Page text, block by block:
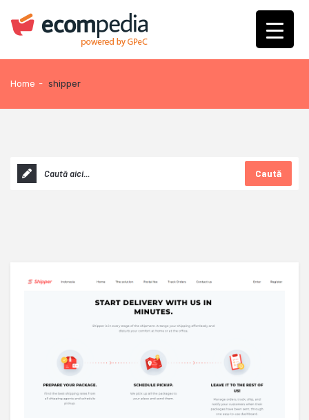
Home - shipper
Caută